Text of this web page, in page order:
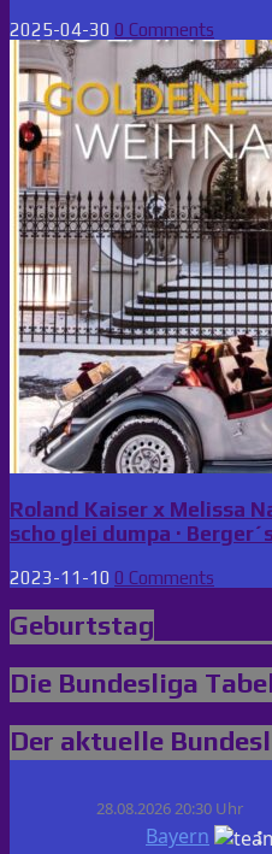
2025-04-30 0 Comments
Roland Kaiser x Melissa
scho glei dumpa ·
2023-11-10 0 Comments
Geburtstag
Die Bundesliga
Der aktuelle
28.08.2026 20:30 Uhr
Bayern :